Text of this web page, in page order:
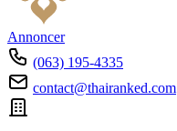
Annoncer
(063) 195-4335
contact@thairanked.com